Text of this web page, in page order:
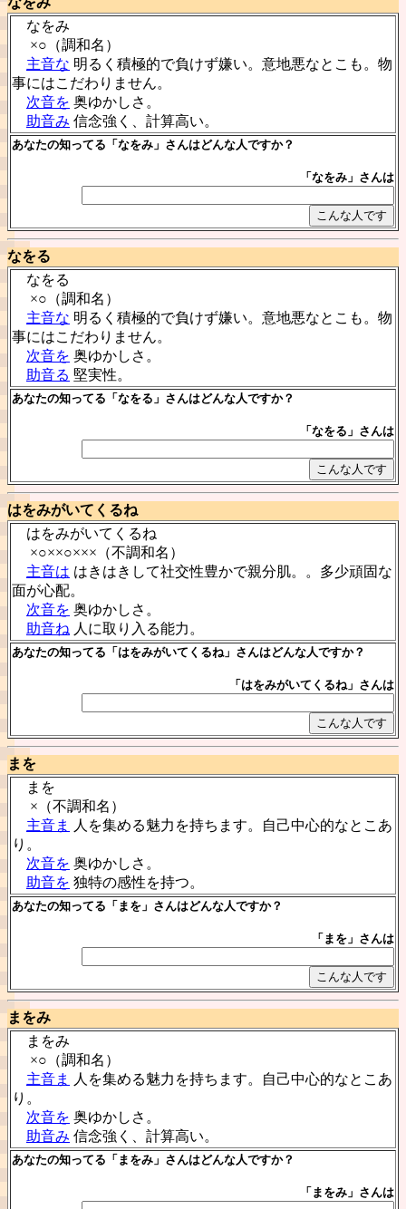
なをみ
×○（調和名）
主音な 明るく積極的で負けず嫌い。意地悪なとこも。物
事にはこだわりません。
次音を 奥ゆかしさ。
助音み 信念強く、計算高い。
あなたの知ってる「なをみ」さんはどんな人ですか？
「なをみ」さんは
なをる
なをる
×○（調和名）
主音な 明るく積極的で負けず嫌い。意地悪なとこも。物
事にはこだわりません。
次音を 奥ゆかしさ。
助音る 堅実性。
あなたの知ってる「なをる」さんはどんな人ですか？
「なをる」さんは
はをみがいてくるね
はをみがいてくるね
×○××○×××（不調和名）
主音は はきはきして社交性豊かで親分肌。。多少頑固な
面が心配。
次音を 奥ゆかしさ。
助音ね 人に取り入る能力。
あなたの知ってる「はをみがいてくるね」さんはどんな人ですか？
「はをみがいてくるね」さんは
まを
まを
×（不調和名）
主音ま
人を集める魅力を持ちます。自己中心的なとこあ
り。
次音を 奥ゆかしさ。
助音を 独特の感性を持つ。
あなたの知ってる「まを」さんはどんな人ですか？
「まを」さんは
まをみ
まをみ
×○（調和名）
主音ま
人を集める魅力を持ちます。自己中心的なとこあ
り。
次音を 奥ゆかしさ。
助音み 信念強く、計算高い。
あなたの知ってる「まをみ」さんはどんな人ですか？
「まをみ」さんは